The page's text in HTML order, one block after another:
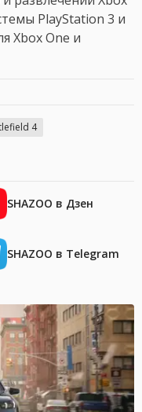
PlayStation 3 и
Xbox One и
4
SHAZOO в Дзен
SHAZOO в Telegram